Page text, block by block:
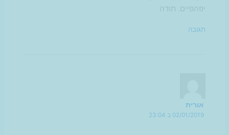
יפהפיים. תודה
תגובה
אורית
02/01/2019 ב 23:04